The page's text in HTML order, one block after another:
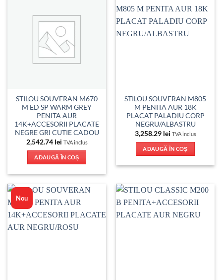
STILOU SOUVERAN M670
M ED SP WARM GREY
PENITA AUR
14K+ACCESORII PLACATE
NEGRE GRI CUTIE CADOU
2,542.74 lei TVA inclus
ADAUGĂ ÎN COȘ
STILOU SOUVERAN M805
M PENITA AUR 18K
PLACAT PALADIU CORP
NEGRU/ALBASTRU
3,258.29 lei TVA inclus
ADAUGĂ ÎN COȘ
Nou